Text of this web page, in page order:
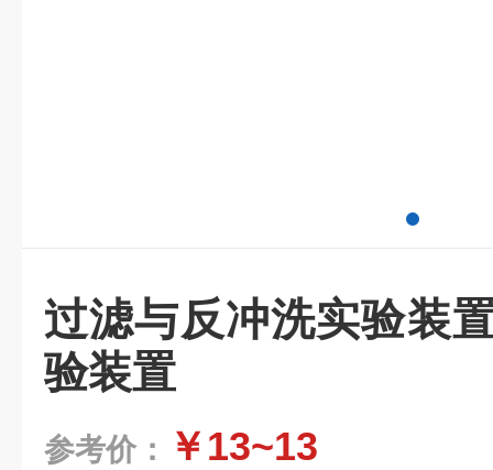
过滤与反冲洗实验装
验装置
参考价： ￥13~13